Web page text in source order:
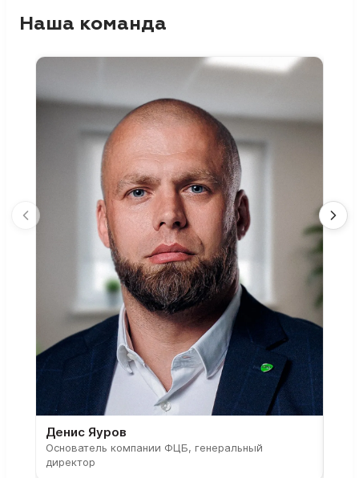
Наша команда
Денис Яуров
Основатель компании ФЦБ, генеральный
директор